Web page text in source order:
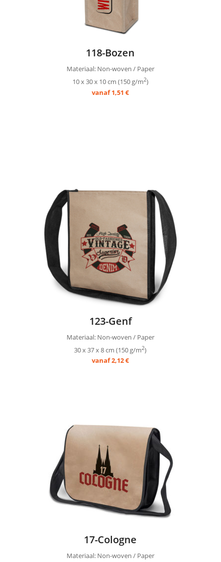
118-Bozen
Materiaal: Non-woven / Paper
10 x 30 x 10 cm (150 g/m2)
vanaf 1,51 €
123-Genf
Materiaal: Non-woven / Paper
30 x 37 x 8 cm (150 g/m2)
vanaf 2,12 €
17-Cologne
Materiaal: Non-woven / Paper